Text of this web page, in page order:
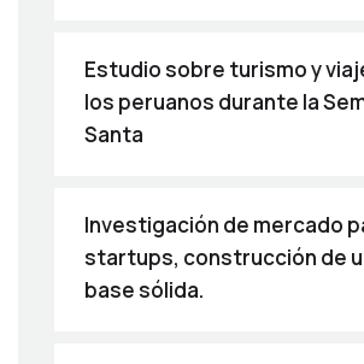
Estudio sobre turismo y
los peruanos durante la
Santa
Investigación de mercado
startups, construcción de
base sólida.